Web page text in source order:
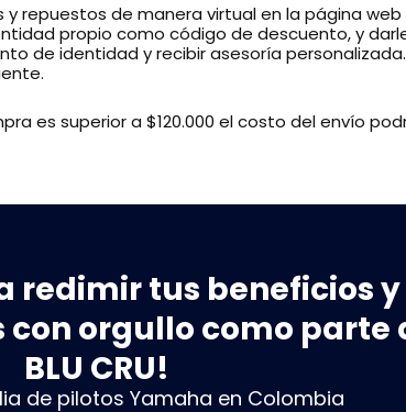
repuestos de manera virtual en la página web
propio como código de descuento, y
de identidad y recibir asesoría
es superior a $120.000 el costo del envío
redimir tus beneficios y
orgullo como parte
BLU CRU!
de pilotos Yamaha en Colombia